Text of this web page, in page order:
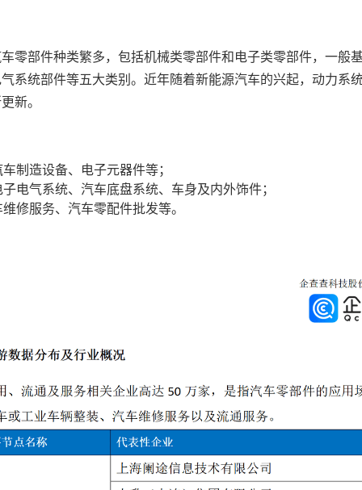
零部件种类繁多，包括机械类零部件和电子类零部件，一般
系统部件等五大类别。近年随着新能源汽车的兴起，动力系
新。
制造设备、电子元器件等；
电气系统、汽车底盘系统、车身及内外饰件；
修服务、汽车零配件批发等。